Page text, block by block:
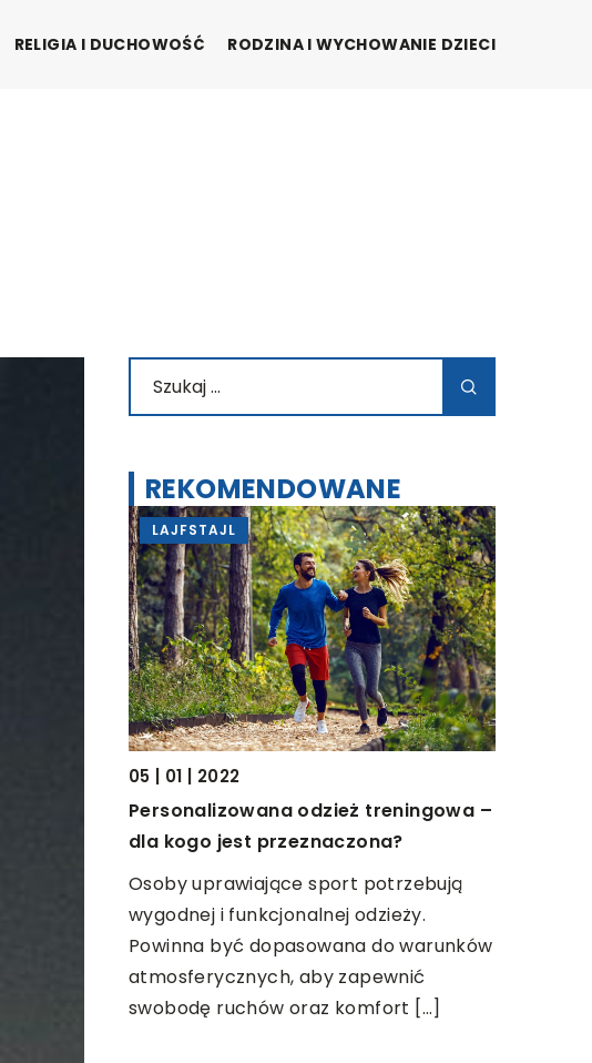
RELIGIA I DUCHOWOŚĆ RODZINA I WYCHOWANIE DZIECI
REKOMENDOWANE
LAJFSTAJL
05 | 01 | 2022
Personalizowana odzież treningowa –
dla kogo jest przeznaczona?
Osoby uprawiające sport potrzebują
wygodnej i funkcjonalnej odzieży.
Powinna być dopasowana do warunków
atmosferycznych, aby zapewnić
swobodę ruchów oraz komfort […]